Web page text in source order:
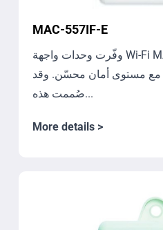
MAC-557IF-E
وفّرت وحدات واجهة Wi-Fi ‏MAC-557IF-E أداءً مستقراً
مع مستوى أمان محسّن. وقد
صُممت هذه...
More details >